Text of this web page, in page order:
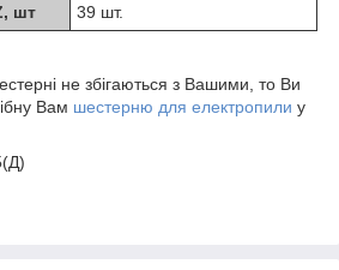
шт
39 шт.
не збігаються з Вашими, то Ви
Вам шестерню для електропили у